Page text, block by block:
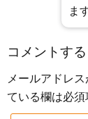
ま
コメントする
メールアドレ
ている欄は必須